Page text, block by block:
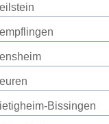
Bissingen